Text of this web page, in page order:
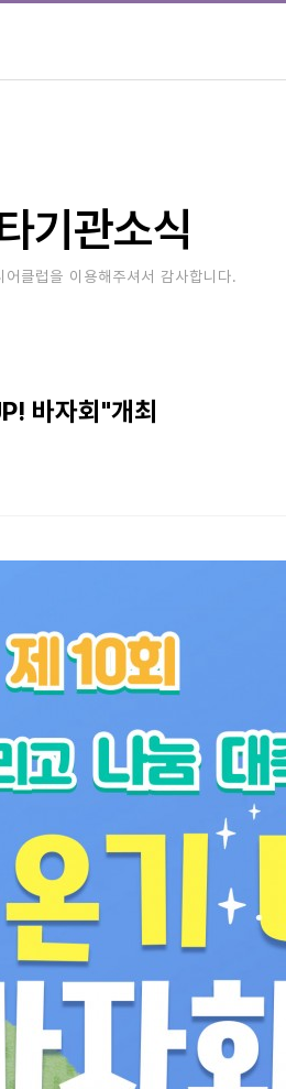
기관소식
어클럽을 이용해주셔서 감사합니다.
바자회"개최